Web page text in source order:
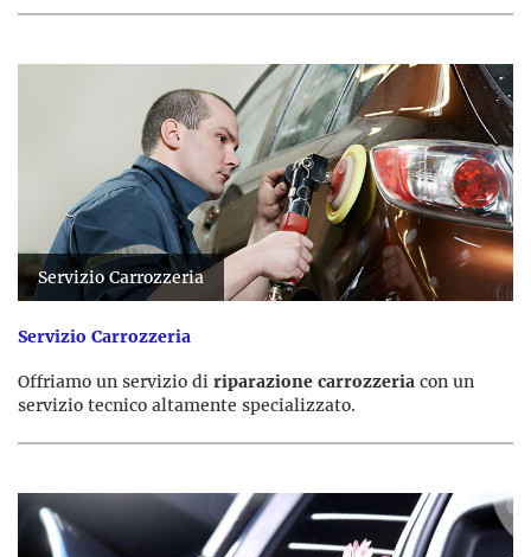
Servizio Carrozzeria
Servizio Carrozzeria
Offriamo un servizio di riparazione carrozzeria con un
servizio tecnico altamente specializzato.